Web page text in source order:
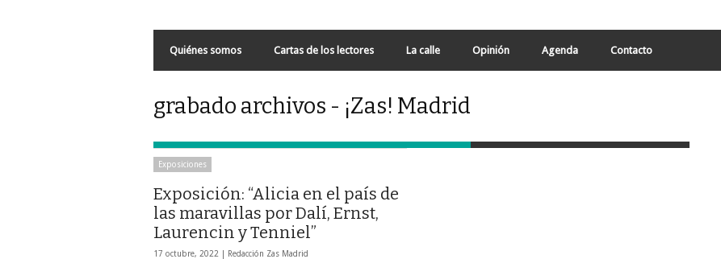
Quiénes somos Cartas de los lectores La calle Opinión Agenda Contacto
grabado archivos - ¡Zas! Madrid
Exposiciones
Exposición: “Alicia en el país de
las maravillas por Dalí, Ernst,
Laurencin y Tenniel”
17 octubre, 2022 | Redacción Zas Madrid